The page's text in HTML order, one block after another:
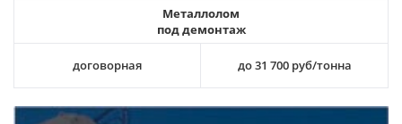
Металлолом
под демонтаж
договорная до 31 700 руб/тонна